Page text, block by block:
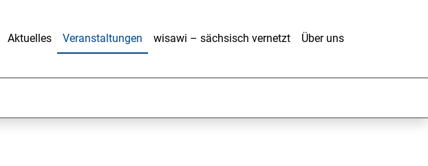
Aktuelles Veranstaltungen wisawi – sächsisch vernetzt Über uns